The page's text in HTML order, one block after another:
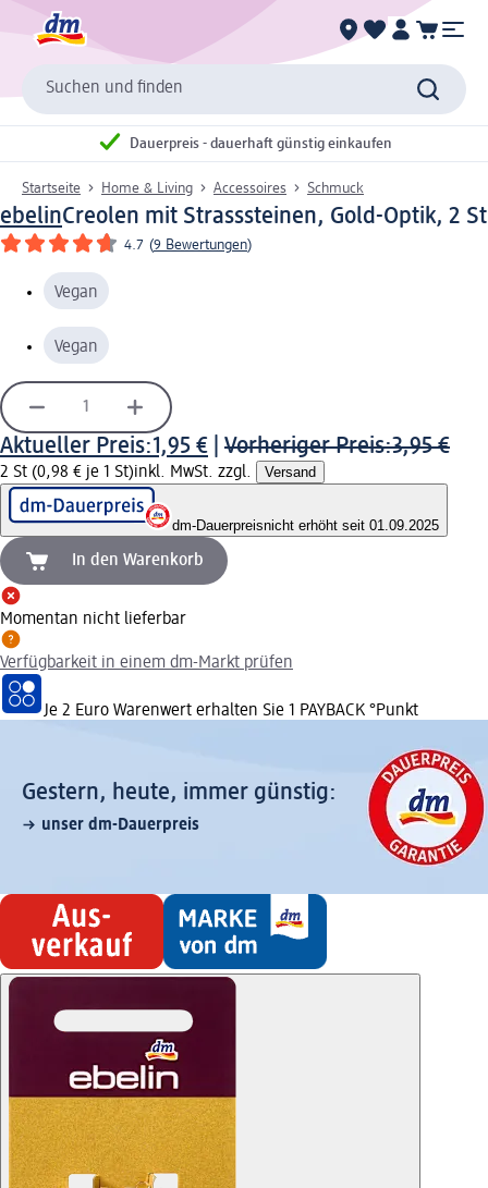
Suchen und finden
Dauerpreis - dauerhaft günstig einkaufen
Startseite Home & Living Accessoires Schmuck
ebelinCreolen mit Strasssteinen, Gold-Optik, 2 St
4.7 (9 Bewertungen)
Vegan
Vegan
Aktueller Preis:1,95 € Vorheriger Preis:3,95 €
2 St (0,98 € je 1 St)inkl. MwSt. zzgl. Versand
dm-Dauerpreisnicht erhöht seit 01.09.2025
In den Warenkorb
Momentan nicht lieferbar
Verfügbarkeit in einem dm-Markt prüfen
Je 2 Euro Warenwert erhalten Sie 1 PAYBACK °Punkt
Gestern, heute, immer günstig:
unser dm-Dauerpreis